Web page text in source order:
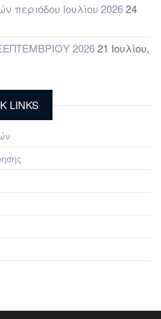
περιόδου Ιουλίου 202624
202621 Ιουλίου,
LINKS